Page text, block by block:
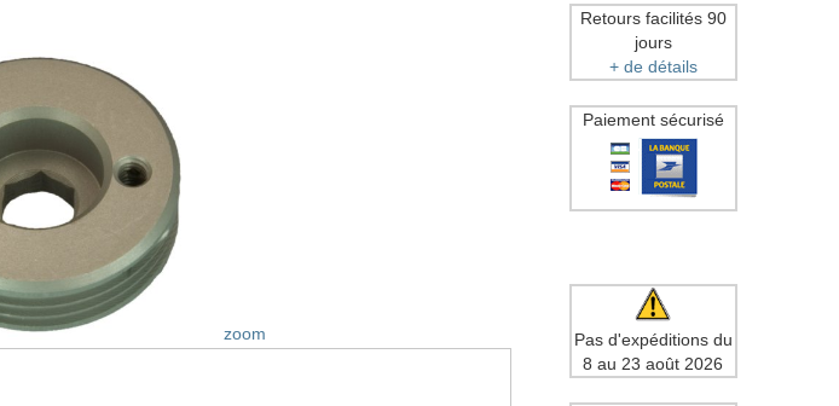
zoom
Retours facilités 90
jours
+ de détails
Paiement sécurisé
Pas d'expéditions du
8 au 23 août 2026